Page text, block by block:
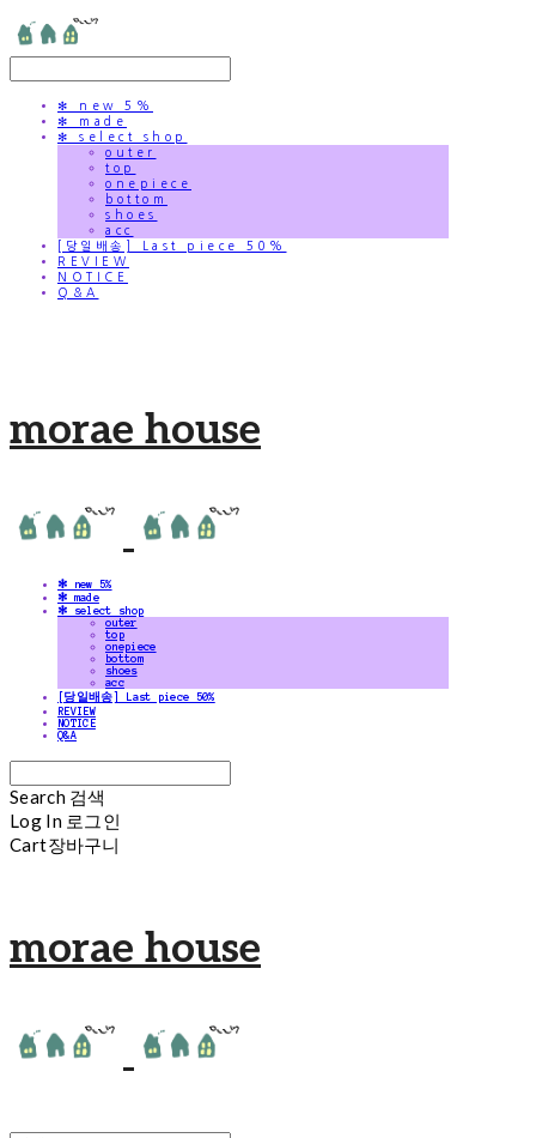
✻ new 5%
✻ made
✻ select shop
outer
top
onepiece
bottom
shoes
acc
[당일배송] Last piece 50%
REVIEW
NOTICE
Q&A
morae house
✻ new 5%
✻ made
✻ select shop
outer
top
onepiece
bottom
shoes
acc
[당일배송] Last piece 50%
REVIEW
NOTICE
Q&A
Search 검색
Log In 로그인
Cart장바구니
morae house